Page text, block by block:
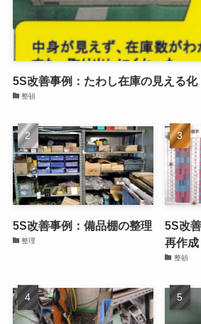
5S改善事例：たわし在庫の見える化
整頓
5S改善事例：備品棚の整理
整理
5S改
再作成
整頓